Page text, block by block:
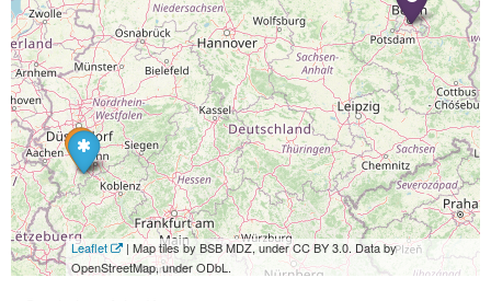
Leaflet
| Map tiles by BSB MDZ, under CC BY 3.0. Data by
OpenStreetMap, under ODbL.